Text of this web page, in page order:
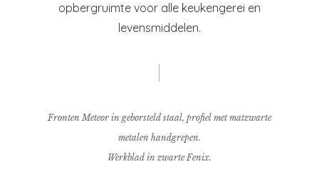
opbergruimte voor alle keukengerei en
levensmiddelen.
Fronten Meteor in geborsteld staal, profiel met matzwarte
metalen handgrepen.
Werkblad in zwarte Fenix.